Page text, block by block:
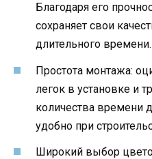
Благодаря его
сохраняет свои
длительного времени.
Простота монтажа:
легок в установке и
количества времени
удобно при
Широкий выбор